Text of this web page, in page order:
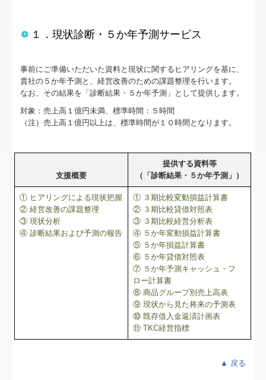
社会福祉法人の皆様へ
社会福祉法人会計Q&A
FX4クラウド
関与先向け融資商品ご紹介
補助金・助成金・融資情報
リンク集
個人情報保護方針
１．現状診断・５か年予測サービス
事前にご準備いただいた資料と現状に関するヒアリングを基に、
貴社の５か年予測と、経営改善のための課題整理を行います。
なお、その結果を「診断結果・５か年予測」として提供します。
対象：売上高１億円未満、標準時間：５時間
（注）売上高１億円以上は、標準時間が１０時間となります。
支援概要
提供する資料等
（「診断結果・５か年予測」）
① ヒアリングによる現状把握
② 経営改善の課題整理
③ 現状分析
④ 診断結果および予測の報告
① ３期比較変動損益計算書
② ３期比較貸借対照表
③ ３期比較経営分析表
④ ５か年変動損益計算書
⑤ ５か年損益計算書
⑥ ５か年貸借対照表
⑦ ５か年予測キャッシュ・フ
ロー計算書
⑧ 商品グループ別売上高表
⑨ 現状から見た将来の予測表
⑩ 既存借入金返済計画表
⑪ TKC経営指標
▲ 戻る